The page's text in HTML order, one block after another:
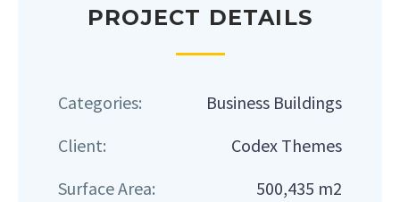
PROJECT DETAILS
Categories:
Client:
Surface Area:
Business Buildings
Codex Themes
500,435 m2